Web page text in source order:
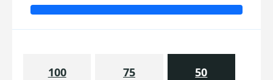
100 75 50